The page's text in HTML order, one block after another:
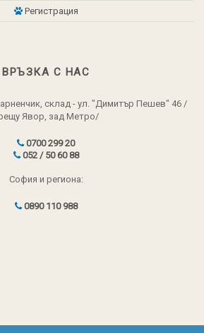
Регистрация
ВРЪЗКА С НАС
склад - ул. "Димитър Пешев" 46 /
Явор, зад Метро/
0700 299 20
052 / 50 60 88
София и региона:
0890 110 988